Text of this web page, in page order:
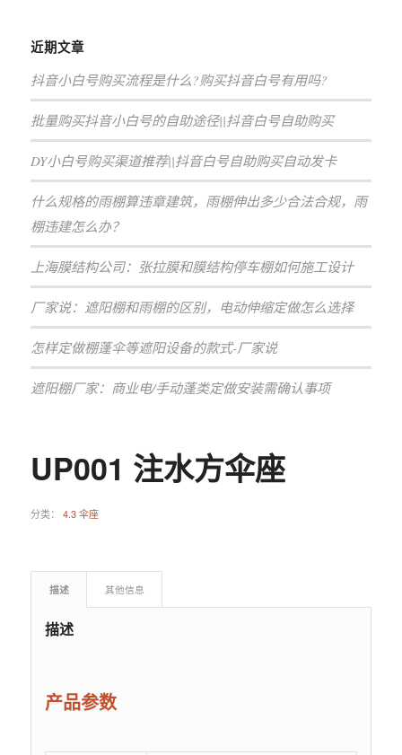
近期文章
抖音小白号购买流程是什么?购买抖音白号有用吗?
批量购买抖音小白号的自助途径||抖音白号自助购买
DY小白号购买渠道推荐||抖音白号自助购买自动发卡
什么规格的雨棚算违章建筑，雨棚伸出多少合法合规，雨
棚违建怎么办？
上海膜结构公司：张拉膜和膜结构停车棚如何施工设计
厂家说：遮阳棚和雨棚的区别，电动伸缩定做怎么选择
怎样定做棚蓬伞等遮阳设备的款式-厂家说
遮阳棚厂家：商业电/手动蓬类定做安装需确认事项
UP001 注水方伞座
分类： 4.3 伞座
描述 其他信息
描述
产品参数